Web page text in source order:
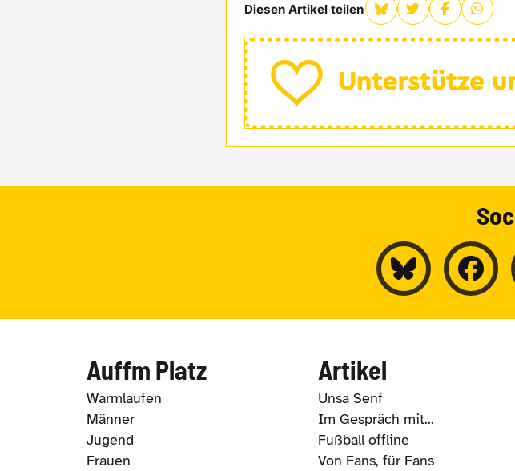
Diesen Artikel teilen
Auffm Platz
Warmlaufen
Männer
Jugend
Frauen
Artikel
Unsa Senf
Im Gespräch mit...
Fußball offline
Von Fans, für Fans